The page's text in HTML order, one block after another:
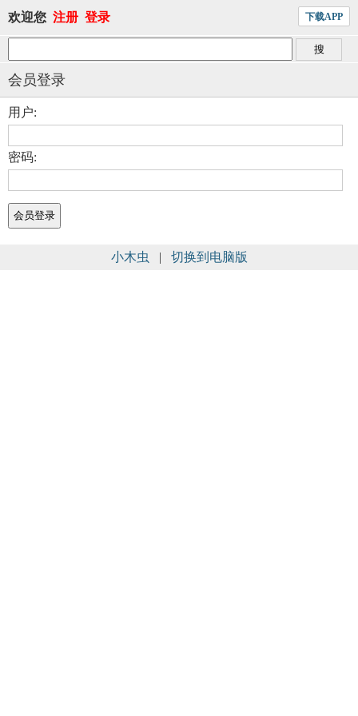
欢迎您 注册 登录 下载APP
会员登录
用户:
密码:
小木虫 | 切换到电脑版